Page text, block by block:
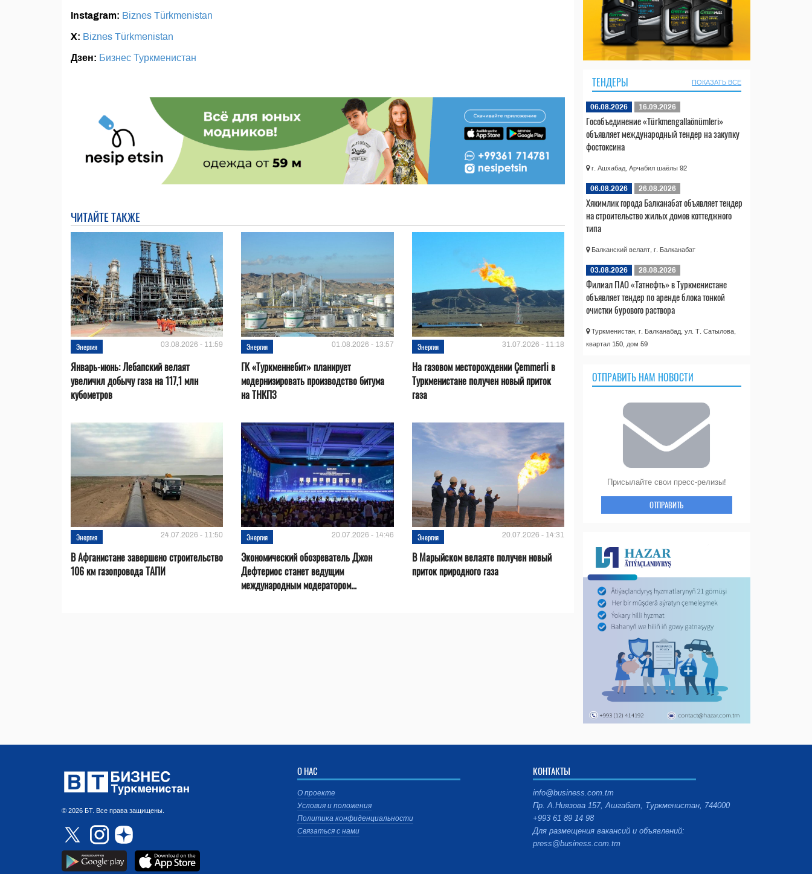
Instagram: Biznes Türkmenistan
X: Biznes Türkmenistan
Дзен: Бизнес Туркменистан
ЧИТАЙТЕ ТАКЖЕ
Энергия 03.08.2026 - 11:59
Январь-июнь: Лебапский велаят
увеличил добычу газа на 117,1 млн
кубометров
Энергия 01.08.2026 - 13:57
ГК «Туркменнебит» планирует
модернизировать производство битума
на ТНКПЗ
Энергия 31.07.2026 - 11:18
На газовом месторождении Çemmerli в
Туркменистане получен новый приток
газа
Энергия 24.07.2026 - 11:50
В Афганистане завершено строительство
106 км газопровода ТАПИ
Энергия 20.07.2026 - 14:46
Экономический обозреватель Джон
Дефтериос станет ведущим
международным модератором...
Энергия 20.07.2026 - 14:31
В Марыйском велаяте получен новый
приток природного газа
ТЕНДЕРЫ ПОКАЗАТЬ ВСЕ
06.08.2026 16.09.2026
Гособъединение «Türkmengallaönümleri»
объявляет международный тендер на закупку
фостоксина
г. Ашхабад, Арчабил шаёлы 92
06.08.2026 26.08.2026
Хякимлик города Балканабат объявляет тендер
на строительство жилых домов коттеджного
типа
Балканский велаят, г. Балканабат
03.08.2026 28.08.2026
Филиал ПАО «Татнефть» в Туркменистане
объявляет тендер по аренде блока тонкой
очистки бурового раствора
Туркменистан, г. Балканабад, ул. Т. Сатылова,
квартал 150, дом 59
ОТПРАВИТЬ НАМ НОВОСТИ
Присылайте свои пресс-релизы!
ОТПРАВИТЬ
© 2026 БТ. Все права защищены.
О НАС
О проекте
Условия и положения
Политика конфиденциальности
Связаться с нами
КОНТАКТЫ
info@business.com.tm
Пр. А.Ниязова 157, Ашгабат, Туркменистан, 744000
+993 61 89 14 98
Для размещения вакансий и объявлений:
press@business.com.tm